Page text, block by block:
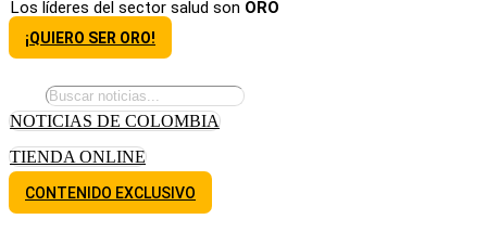
Los líderes del sector salud son ORO
¡QUIERO SER ORO!
NOTICIAS DE COLOMBIA
TIENDA ONLINE
CONTENIDO EXCLUSIVO